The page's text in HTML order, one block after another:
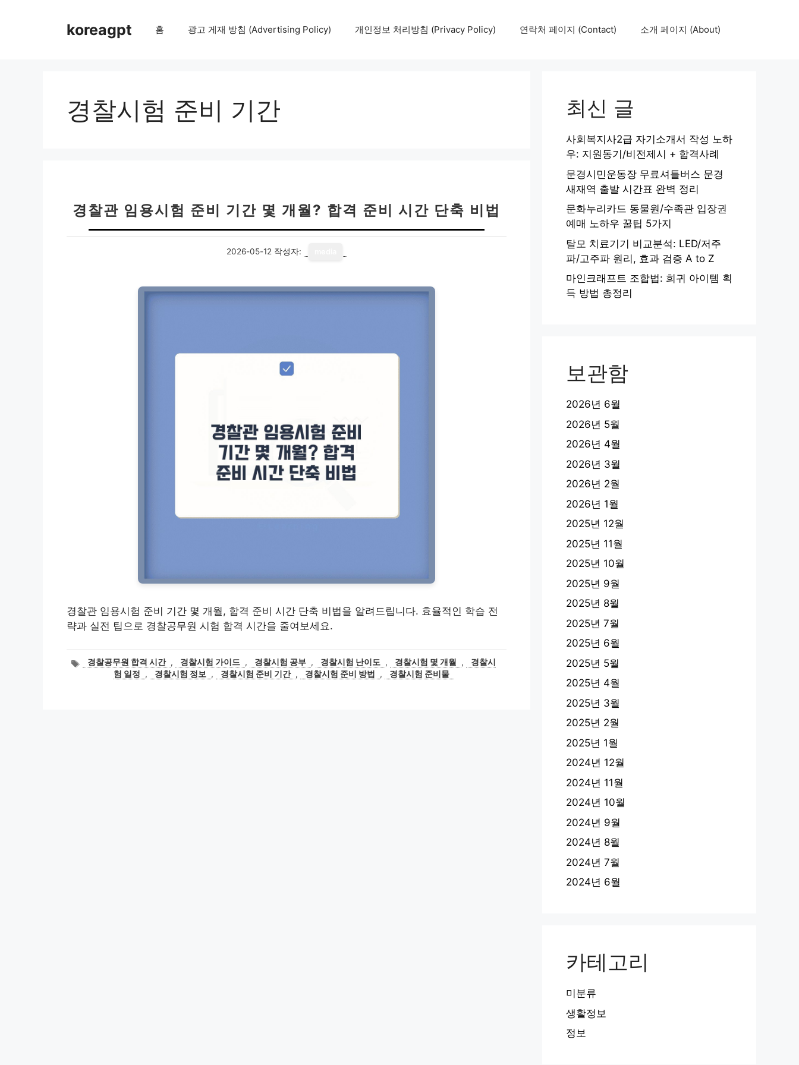
koreagpt 홈 광고 게재 방침 (Advertising Policy) 개인정보 처리방침 (Privacy Policy) 연락처 페이지 (Contact) 소개 페이지 (About)
경찰시험 준비 기간
경찰관 임용시험 준비 기간 몇 개월? 합격 준비 시간 단축 비법
2026-05-12 작성자:
경찰관 임용시험 준비 기간 몇 개월, 합격 준비 시간 단축 비법을 알려드립니다. 효율적인 학습 전
략과 실전 팁으로 경찰공무원 시험 합격 시간을 줄여보세요.
태경찰공무원 합격 시간 , 경찰시험 가이드 , 경찰시험 공부 , 경찰시험 난이도 , 경찰시험 몇 개월 ,
경찰시
험 일정
, 경찰시험 정보 , 경찰시험 준비 기간 , 경찰시험 준비 방법 , 경찰시험 준비물
최신 글
사회복지사2급 자기소개서 작성 노하
우: 지원동기/비전제시 + 합격사례
문경시민운동장 무료셔틀버스 문경
새재역 출발 시간표 완벽 정리
문화누리카드 동물원/수족관 입장권
예매 노하우 꿀팁 5가지
탈모 치료기기 비교분석: LED/저주
파/고주파 원리, 효과 검증 A to Z
마인크래프트 조합법: 희귀 아이템 획
득 방법 총정리
보관함
2026년 6월
2026년 5월
2026년 4월
2026년 3월
2026년 2월
2026년 1월
2025년 12월
2025년 11월
2025년 10월
2025년 9월
2025년 8월
2025년 7월
2025년 6월
2025년 5월
2025년 4월
2025년 3월
2025년 2월
2025년 1월
2024년 12월
2024년 11월
2024년 10월
2024년 9월
2024년 8월
2024년 7월
2024년 6월
카테고리
미분류
생활정보
정보